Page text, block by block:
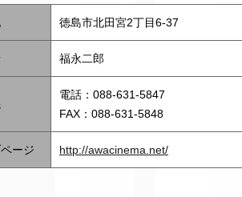
徳島市北田宮2丁目6-37
福永二郎
電話：088-631-5847
FAX：088-631-5848
ージ http://awacinema.net/